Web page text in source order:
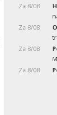
Za 8/08
Za 8/08
Za 8/08
Za 8/08